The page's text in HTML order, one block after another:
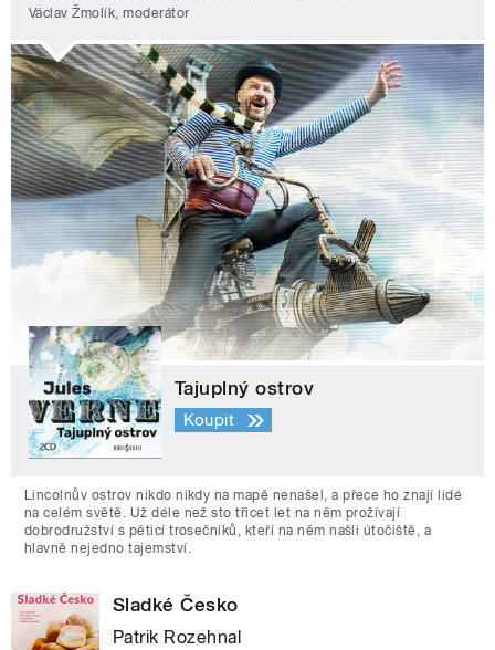
Václav Žmolík, moderátor
Tajuplný ostrov
Koupit
Lincolnův ostrov nikdo nikdy na mapě nenašel, a přece ho znají lidé
na celém světě. Už déle než sto třicet let na něm prožívají
dobrodružství s pěticí trosečníků, kteří na něm našli útočiště, a
hlavně nejedno tajemství.
Sladké Česko
Patrik Rozehnal